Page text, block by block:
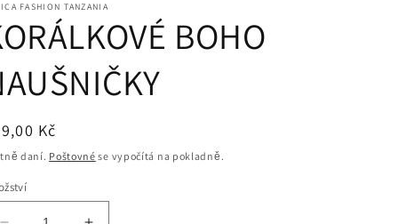
FASHION TANZANIA
BOHO
Kč
daní. Poštovné se vypočítá na pokladně.